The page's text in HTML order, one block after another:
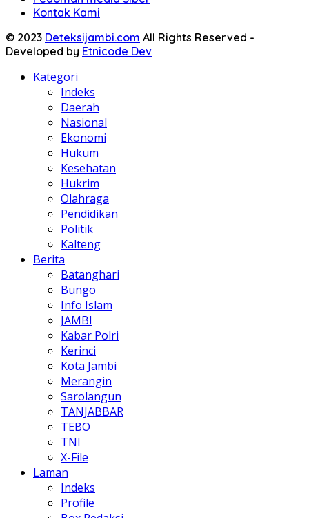
Kontak Kami
© 2023 Deteksijambi.com All Rights Reserved -
Developed by Etnicode Dev
Kategori
Indeks
Daerah
Nasional
Ekonomi
Hukum
Kesehatan
Hukrim
Olahraga
Pendidikan
Politik
Kalteng
Berita
Batanghari
Bungo
Info Islam
JAMBI
Kabar Polri
Kerinci
Kota Jambi
Merangin
Sarolangun
TANJABBAR
TEBO
TNI
X-File
Laman
Indeks
Profile